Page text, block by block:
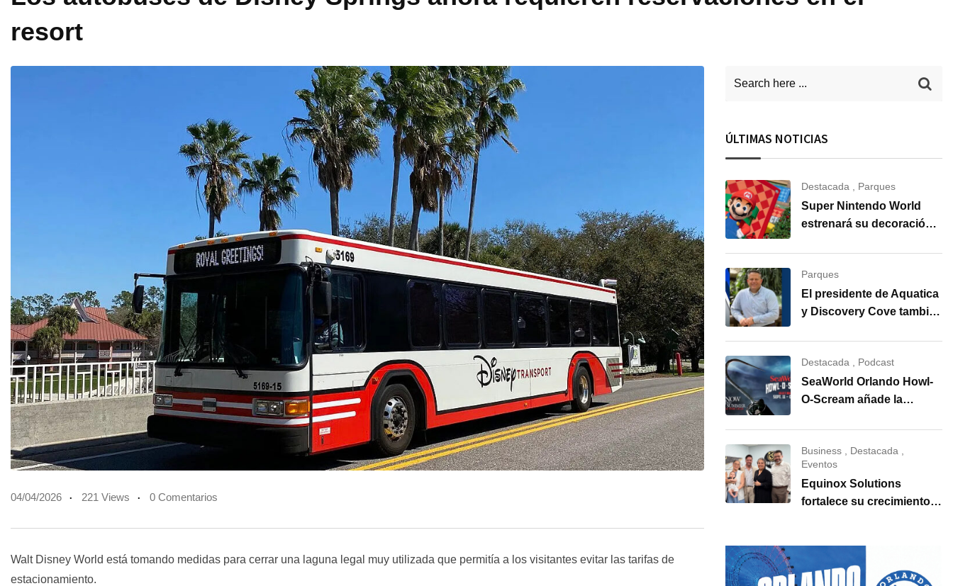
resort
04/04/2026 221 Views 0 Comentarios
Walt Disney World está tomando medidas para cerrar una laguna legal muy utilizada que permitía a los visitantes evitar las tarifas de
estacionamiento.
ÚLTIMAS NOTICIAS
Destacada Parques
Super Nintendo World
estrenará su decoración
Orlando Resort
Parques
El presidente de Aquatica
y Discovery Cove también
Destacada, Podcast
SeaWorld Orlando Howl-
O-Scream añade la
Last Summer”
Business, Destacada
Eventos
Equinox Solutions
fortalece su crecimiento